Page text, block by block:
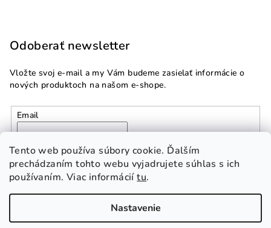
Tento web používa súbory cookie. Ďalším
prechádzaním tohto webu vyjadrujete súhlas s ich
používaním. Viac informáciítu.
Nastavenie
Odoberať newsletter
Vložte svoj e-mail a my Vám budeme zasielať informácie o
nových produktoch na našom e-shope.
Email
Vložením e-mailu súhlasíte s
podmienkami ochrany
osobných údajov
Prihlásiť sa